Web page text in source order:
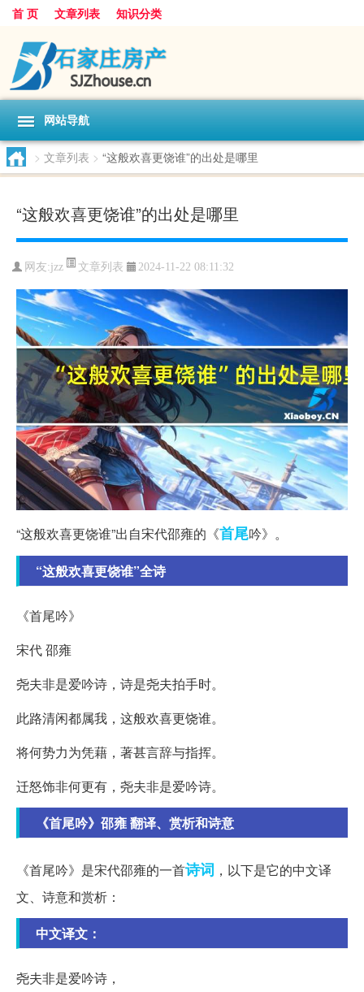
首 页 文章列表 知识分类
网站导航
> 文章列表 > “这般欢喜更饶谁”的出处是哪里
“这般欢喜更饶谁”的出处是哪里
网友:jzz 文章列表 2024-11-22 08:11:32
“这般欢喜更饶谁”出自宋代邵雍的《首尾吟》。
“这般欢喜更饶谁”全诗
《首尾吟》
宋代 邵雍
尧夫非是爱吟诗，诗是尧夫拍手时。
此路清闲都属我，这般欢喜更饶谁。
将何势力为凭藉，著甚言辞与指挥。
迁怒饰非何更有，尧夫非是爱吟诗。
《首尾吟》邵雍 翻译、赏析和诗意
《首尾吟》是宋代邵雍的一首诗词 ，以下是它的中文译
文、诗意和赏析：
中文译文：
尧夫非是爱吟诗，